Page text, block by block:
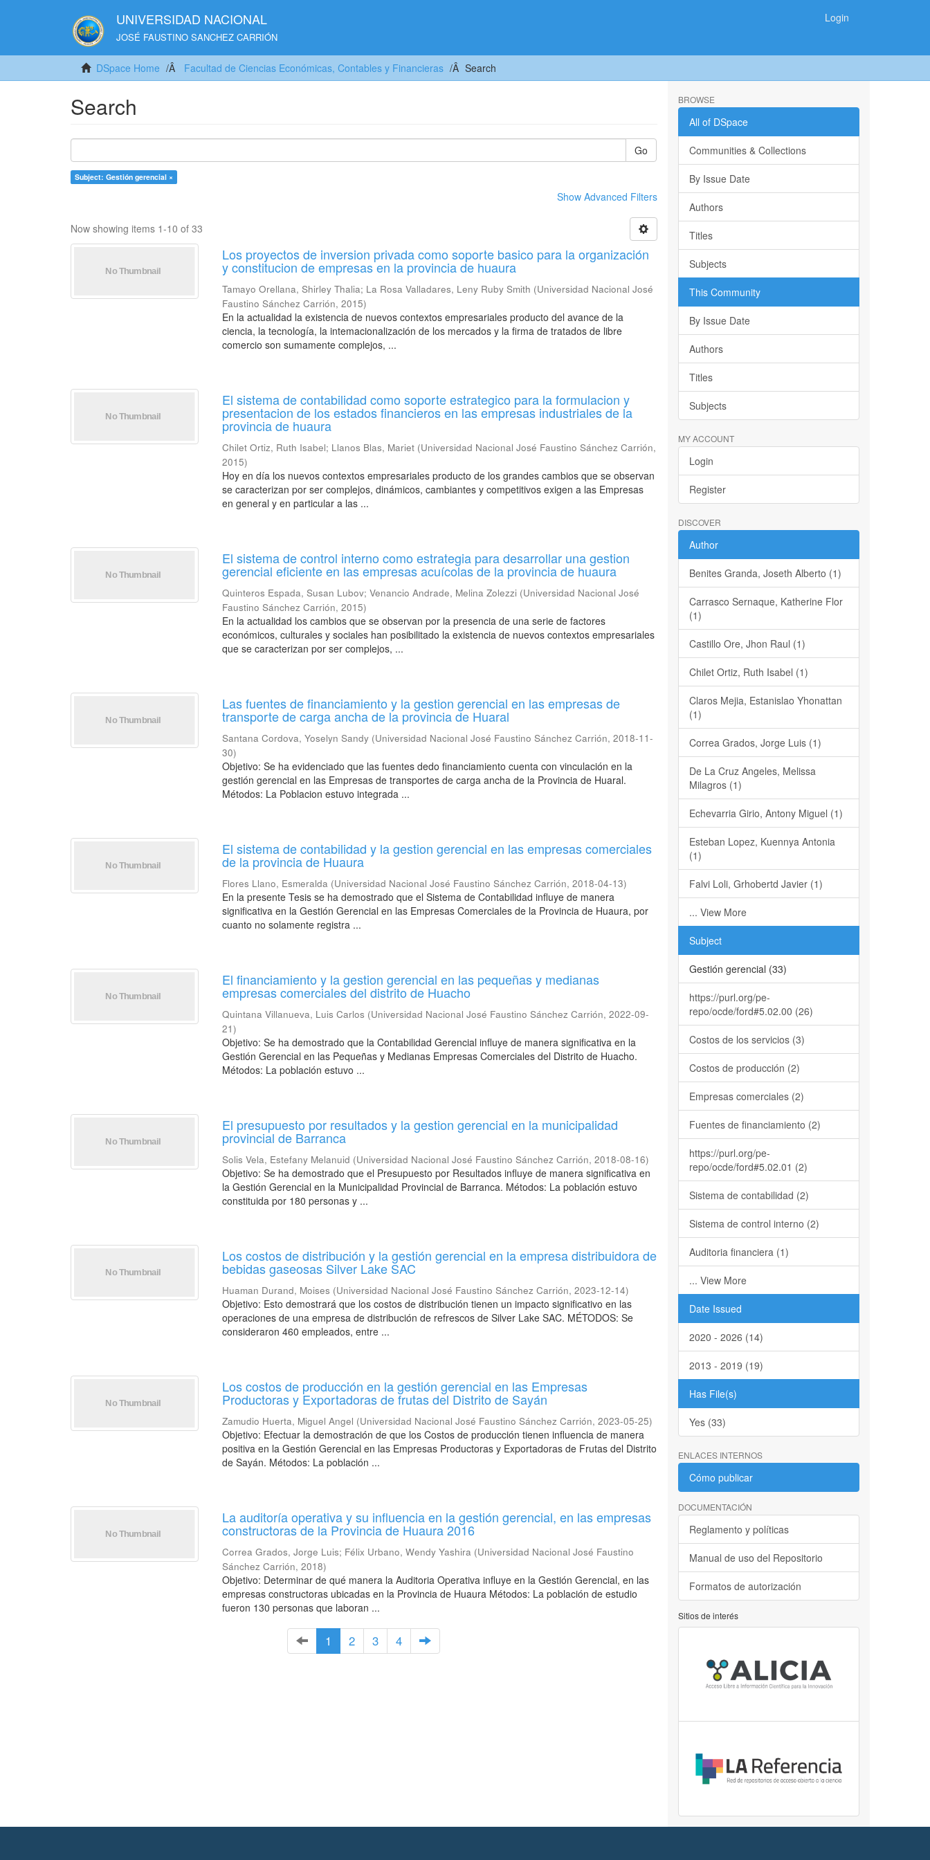
UNIVERSIDAD NACIONAL
JOSÉ FAUSTINO SANCHEZ CARRIÓN
Login
DSpace Home Facultad de Ciencias Económicas, Contables y Financieras Search
Search
Go
Subject: Gestión gerencial ×
Show Advanced Filters
Now showing items 1-10 of 33
Los proyectos de inversion privada como soporte basico para la organización
y constitucion de empresas en la provincia de huaura
Tamayo Orellana, Shirley Thalia; La Rosa Valladares, Leny Ruby Smith (Universidad Nacional José
Faustino Sánchez Carrión,2015)
En la actualidad la existencia de nuevos contextos empresariales producto del avance de la
ciencia, la tecnología, la intemacionalización de los mercados y la firma de tratados de libre
comercio son sumamente complejos, ...
El sistema de contabilidad como soporte estrategico para la formulacion y
presentacion de los estados financieros en las empresas industriales de la
provincia de huaura
Chilet Ortiz, Ruth Isabel; Llanos Blas, Mariet (Universidad Nacional José Faustino Sánchez Carrión,
2015)
Hoy en día los nuevos contextos empresariales producto de los grandes cambios que se observan
se caracterizan por ser complejos, dinámicos, cambiantes y competitivos exigen a las Empresas
en general y en particular a las ...
El sistema de control interno como estrategia para desarrollar una gestion
gerencial eficiente en las empresas acuícolas de la provincia de huaura
Quinteros Espada, Susan Lubov;Venancio Andrade, Melina Zolezzi (Universidad Nacional José
Faustino Sánchez Carrión,2015)
En la actualidad los cambios que se observan por la presencia de una serie de factores
económicos, culturales y sociales han posibilitado la existencia de nuevos contextos empresariales
que se caracterizan por ser complejos, ...
Las fuentes de financiamiento y la gestion gerencial en las empresas de
transporte de carga ancha de la provincia de Huaral
Santana Cordova, Yoselyn Sandy (Universidad Nacional José Faustino Sánchez Carrión,2018-11-
30)
Objetivo: Se ha evidenciado que las fuentes dedo financiamiento cuenta con vinculación en la
gestión gerencial en las Empresas de transportes de carga ancha de la Provincia de Huaral.
Métodos: La Poblacion estuvo integrada ...
El sistema de contabilidad y la gestion gerencial en las empresas comerciales
de la provincia de Huaura
Flores Llano, Esmeralda (Universidad Nacional José Faustino Sánchez Carrión,2018-04-13)
En la presente Tesis se ha demostrado que el Sistema de Contabilidad influye de manera
significativa en la Gestión Gerencial en las Empresas Comerciales de la Provincia de Huaura, por
cuanto no solamente registra ...
El financiamiento y la gestion gerencial en las pequeñas y medianas
empresas comerciales del distrito de Huacho
Quintana Villanueva, Luis Carlos (Universidad Nacional José Faustino Sánchez Carrión,2022-09-
21)
Objetivo: Se ha demostrado que la Contabilidad Gerencial influye de manera significativa en la
Gestión Gerencial en las Pequeñas y Medianas Empresas Comerciales del Distrito de Huacho.
Métodos: La población estuvo ...
El presupuesto por resultados y la gestion gerencial en la municipalidad
provincial de Barranca
Solis Vela, Estefany Melanuid (Universidad Nacional José Faustino Sánchez Carrión,2018-08-16)
Objetivo: Se ha demostrado que el Presupuesto por Resultados influye de manera significativa en
la Gestión Gerencial en la Municipalidad Provincial de Barranca. Métodos: La población estuvo
constituida por 180 personas y ...
Los costos de distribución y la gestión gerencial en la empresa distribuidora de
bebidas gaseosas Silver Lake SAC
Huaman Durand, Moises (Universidad Nacional José Faustino Sánchez Carrión,2023-12-14)
Objetivo: Esto demostrará que los costos de distribución tienen un impacto significativo en las
operaciones de una empresa de distribución de refrescos de Silver Lake SAC. MÉTODOS: Se
consideraron 460 empleados, entre ...
Los costos de producción en la gestión gerencial en las Empresas
Productoras y Exportadoras de frutas del Distrito de Sayán
Zamudio Huerta, Miguel Angel (Universidad Nacional José Faustino Sánchez Carrión,2023-05-25)
Objetivo: Efectuar la demostración de que los Costos de producción tienen influencia de manera
positiva en la Gestión Gerencial en las Empresas Productoras y Exportadoras de Frutas del Distrito
de Sayán. Métodos: La población ...
La auditoría operativa y su influencia en la gestión gerencial, en las empresas
constructoras de la Provincia de Huaura 2016
Correa Grados, Jorge Luis; Félix Urbano, Wendy Yashira (Universidad Nacional José Faustino
Sánchez Carrión,2018)
Objetivo: Determinar de qué manera la Auditoria Operativa influye en la Gestión Gerencial, en las
empresas constructoras ubicadas en la Provincia de Huaura Métodos: La población de estudio
fueron 130 personas que laboran ...
1 2 3 4
BROWSE
All of DSpace
Communities & Collections
By Issue Date
Authors
Titles
Subjects
This Community
By Issue Date
Authors
Titles
Subjects
MY ACCOUNT
Login
Register
DISCOVER
Author
Benites Granda, Joseth Alberto (1)
Carrasco Sernaque, Katherine Flor
(1)
Castillo Ore, Jhon Raul (1)
Chilet Ortiz, Ruth Isabel (1)
Claros Mejia, Estanislao Yhonattan
(1)
Correa Grados, Jorge Luis (1)
De La Cruz Angeles, Melissa
Milagros (1)
Echevarria Girio, Antony Miguel (1)
Esteban Lopez, Kuennya Antonia
(1)
Falvi Loli, Grhobertd Javier (1)
... View More
Subject
Gestión gerencial (33)
https://purl.org/pe-
repo/ocde/ford#5.02.00 (26)
Costos de los servicios (3)
Costos de producción (2)
Empresas comerciales (2)
Fuentes de financiamiento (2)
https://purl.org/pe-
repo/ocde/ford#5.02.01 (2)
Sistema de contabilidad (2)
Sistema de control interno (2)
Auditoria financiera (1)
... View More
Date Issued
2020 - 2026 (14)
2013 - 2019 (19)
Has File(s)
Yes (33)
ENLACES INTERNOS
Cómo publicar
DOCUMENTACIÓN
Reglamento y políticas
Manual de uso del Repositorio
Formatos de autorización
Sitios de interés